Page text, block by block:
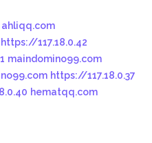
ahliqq.com
https://117.18.0.42
maindomino99.com
https://117.18.0.37
hematqq.com